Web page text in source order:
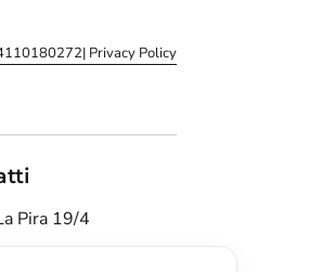
| Privacy Policy
Pira 19/4